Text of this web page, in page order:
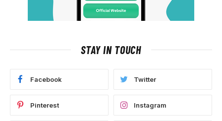
STAY IN TOUCH
Facebook Twitter
Pinterest Instagram